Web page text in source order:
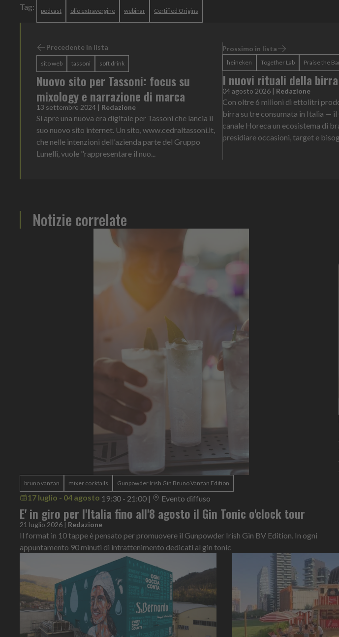
Tag: podcast olio extravergine webinar Certified Origins
Precedente in lista
sito web tassoni soft drink
Nuovo sito per Tassoni: focus su
mixology e narrazione di marca
13 settembre 2024 | Redazione
Si apre una nuova era digitale per Tassoni che lancia il
suo nuovo sito internet. Un sito, www.cedraltassoni.it,
che nelle intenzioni dell'azienda parte del Gruppo
Lunelli, vuole "rappresentare il nuo...
Prossimo in lista
heineken Together Lab Praise the
I nuovi rituali della
04 agosto 2026 | Redazione
Con oltre 6 milioni di ettolitri
birra su tre consumata in Italia —
canale Horeca un ecosistema di
presidiare occasioni, target e
Notizie correlate
bruno vanzan mixer cocktails Gunpowder Irish Gin Bruno Vanzan Edition
17 luglio - 04 agosto 19:30 - 21:00 | Evento diffuso
E' in giro per l'Italia fino all'8 agosto il Gin Tonic o'clock tour
21 luglio 2026 | Redazione
Il format in 10 tappe è pensato per promuovere il Gunpowder Irish Gin BV Edition. In ogni
appuntamento 90 minuti di intrattenimento dedicati al gin tonic